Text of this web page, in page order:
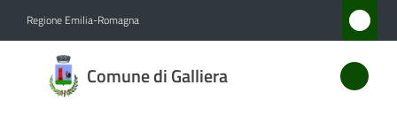
Regione Emilia-Romagna
Comune di Galliera
Comune
di